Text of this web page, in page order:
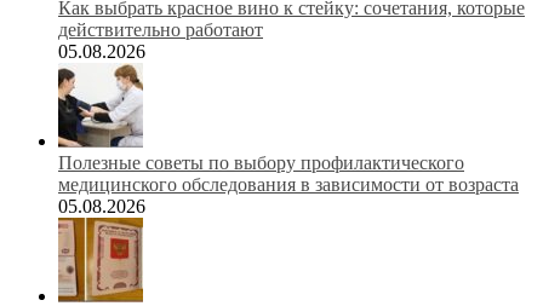
Как выбрать красное вино к стейку: сочетания, которые
действительно работают
05.08.2026
Полезные советы по выбору профилактического
медицинского обследования в зависимости от возраста
05.08.2026